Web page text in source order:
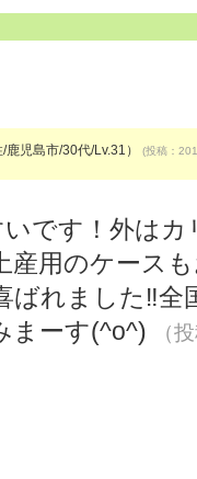
鹿児島市/30代/Lv.31） (投稿：
です！外は
用のケース
ばれました‼️
まーす(^o^)
（